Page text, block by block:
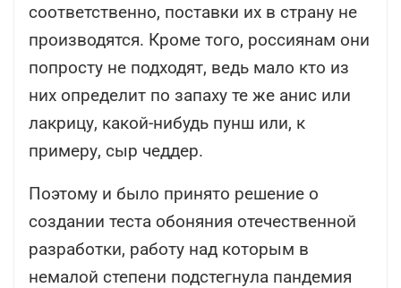
соответственно, поставки их в страну не
производятся. Кроме того, россиянам они
попросту не подходят, ведь мало кто из
них определит по запаху те же анис или
лакрицу, какой-нибудь пунш или, к
примеру, сыр чеддер.
Поэтому и было принято решение о
создании теста обоняния отечественной
разработки, работу над которым в
немалой степени подстегнула пандемия